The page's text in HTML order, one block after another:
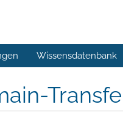
Wissensdatenbank